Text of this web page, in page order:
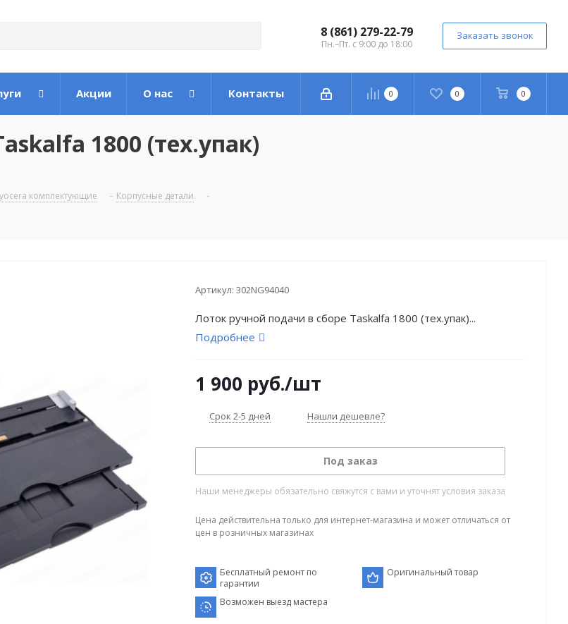
8 (861) 279-22-79
Пн.–Пт. с 9:00 до 18:00
Заказать звонок
0 0 0
Акции О нас Контакты
1800 (тех.упак)
комплектующие - Корпусные детали
-
Артикул: 302NG94040
Лоток ручной подачи в сборе Taskalfa 1800 (тех.упак)...
Подробнее
1 900 руб./шт
Срок 2-5 дней Нашли дешевле?
Под заказ
Наши менеджеры обязательно свяжутся с вами и уточнят условия заказа
Цена действительна только для интернет-магазина и может отличаться от
цен в розничных магазинах
Бесплатный ремонт по
гарантии
Оригинальный товар
Возможен выезд мастера